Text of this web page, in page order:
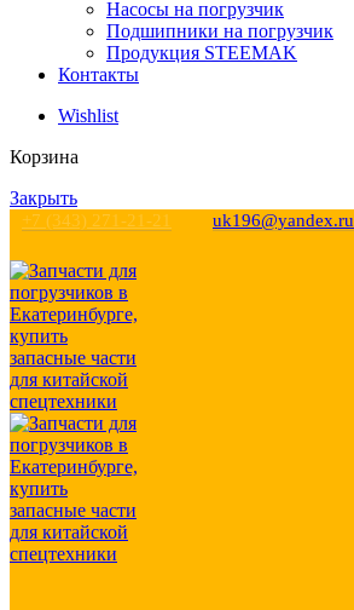
Насосы на погрузчик
Подшипники на погрузчик
Продукция STEEMAK
Контакты
Wishlist
Корзина
Закрыть
+7 (343) 271-21-21 uk196@yandex.ru